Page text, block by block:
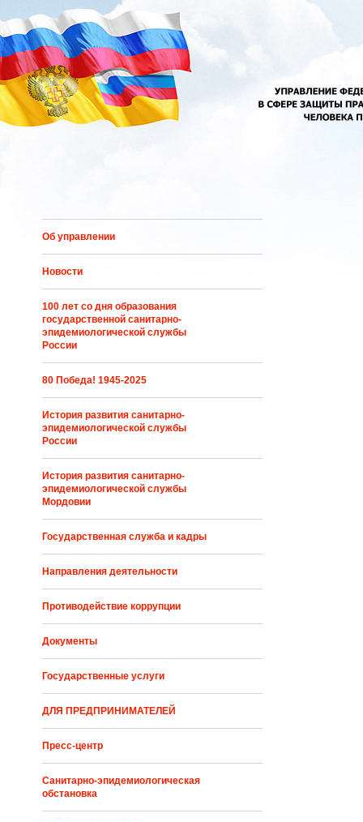
Перейти к основному содержанию
Об управлении
Новости
100 лет со дня образования
государственной санитарно-
эпидемиологической службы
России
80 Победа! 1945-2025
История развития санитарно-
эпидемиологической службы
России
История развития санитарно-
эпидемиологической службы
Мордовии
Государственная служба и кадры
Направления деятельности
Противодействие коррупции
Документы
Государственные услуги
ДЛЯ ПРЕДПРИНИМАТЕЛЕЙ
Пресс-центр
Санитарно-эпидемиологическая
обстановка